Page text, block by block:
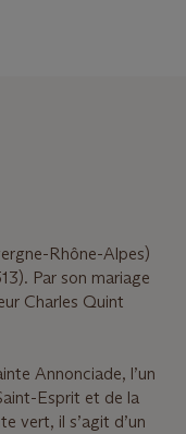
Rhône-Alpes)
Par son mariage
Charles Quint
Annonciade, l’un
Esprit et de la
vert, il s’agit d’un